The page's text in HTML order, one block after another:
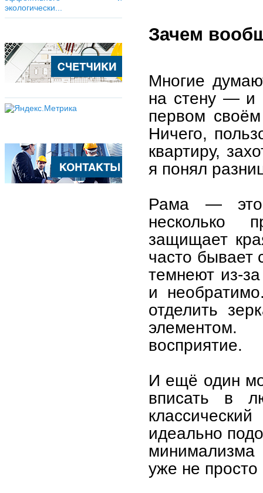
экологически...
Зачем
Многие
на стену — и
первом
Ничего,
квартиру,
я понял
Рама — это
несколько
защищает
часто бывает
темнеют из-
и
отделить
элементом.
восприятие.
И ещё один
вписать в
идеально
уже не просто